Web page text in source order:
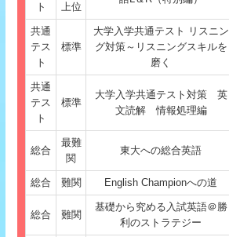
ト
上位
共通
テス
ト
標準
大学入学共通テスト リスニン
グ対策～リスニングスキルを
磨く
共通
テス
ト
標準
大学入学共通テスト対策 英
文読解 情報処理編
総合
最難
関
東大への総合英語
総合 難関 English Championへの道
総合 難関
基礎から究める入試英語＠勝
利のストラテジー